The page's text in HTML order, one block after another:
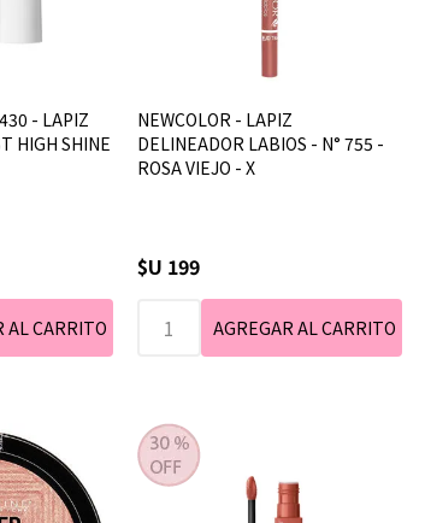
- LAPIZ
HIGH SHINE
NEWCOLOR - LAPIZ
DELINEADOR LABIOS - N° 755 -
ROSA VIEJO - X
$U 199